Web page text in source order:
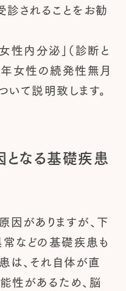
されることをお勧
性内分泌」（診断と
女性の続発性無月
て説明致します。
なる基礎疾患
がありますが、下
などの基礎疾患も
は、それ自体が直
性があるため、脳